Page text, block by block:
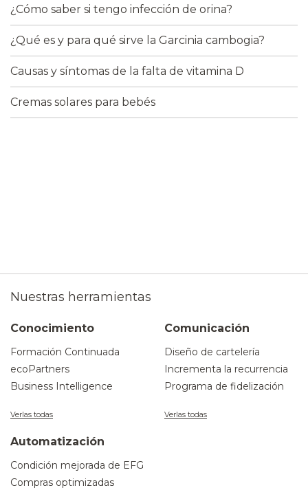
¿Cómo saber si tengo infección de orina?
¿Qué es y para qué sirve la Garcinia cambogia?
Causas y síntomas de la falta de vitamina D
Cremas solares para bebés
Nuestras herramientas
Conocimiento
Formación Continuada
ecoPartners
Business Intelligence
Verlas todas
Comunicación
Diseño de cartelería
Incrementa la recurrencia
Programa de fidelización
Verlas todas
Automatización
Condición mejorada de EFG
Compras optimizadas